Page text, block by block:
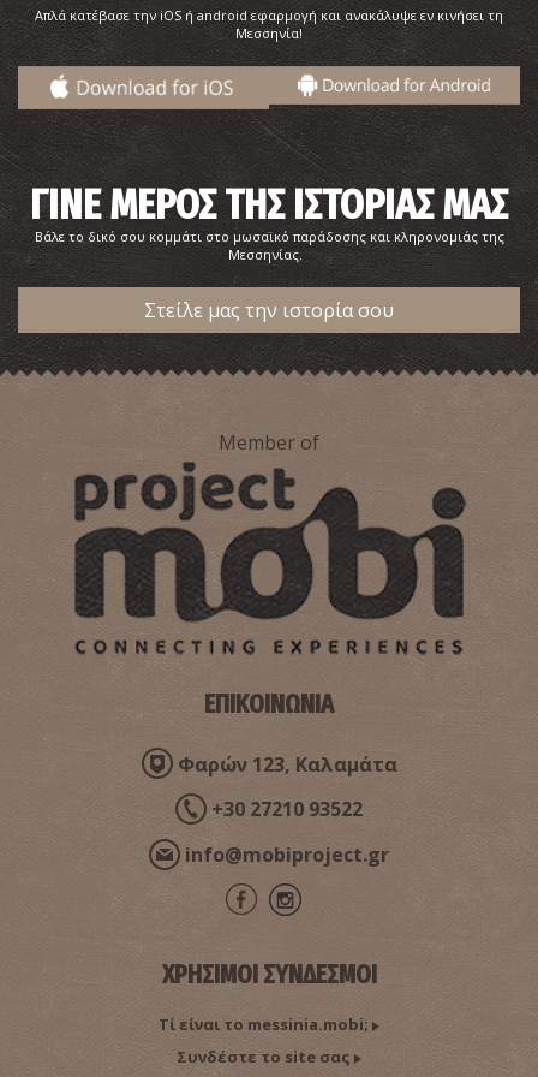
Απλά κατέβασε την iOS ή android εφαρμογή και ανακάλυψε εν κινήσει τη
Μεσσηνία!
ΓΙΝΕ ΜΕΡΟΣ ΤΗΣ ΙΣΤΟΡΙΑΣ ΜΑΣ
Βάλε το δικό σου κομμάτι στο μωσαϊκό παράδοσης και κληρονομιάς της
Μεσσηνίας.
Στείλε μας την ιστορία σου
Member of
ΕΠΙΚΟΙΝΩΝΙΑ
Φαρών 123, Καλαμάτα
+30 27210 93522
info@mobiproject.gr
ΧΡΗΣΙΜΟΙ ΣΥΝΔΕΣΜΟΙ
Τί είναι το messinia.mobi;
Συνδέστε το site σας